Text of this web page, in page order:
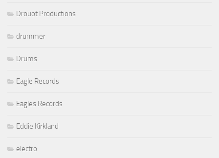
drummer
Drums
Eagle Records
Eagles Records
Eddie Kirkland
electro
Equip Auto